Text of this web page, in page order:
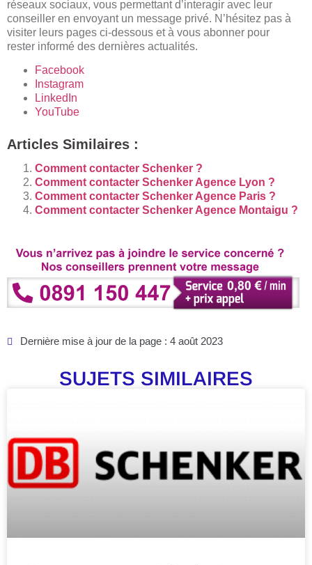
réseaux sociaux, vous permettant d’interagir avec leur
conseiller en envoyant un message privé. N’hésitez pas à
visiter leurs pages ci-dessous et à vous abonner pour
rester informé des dernières actualités.
Facebook
Instagram
LinkedIn
YouTube
Articles Similaires :
Comment contacter Schenker ?
Comment contacter Schenker Agence Lyon ?
Comment contacter Schenker Agence Paris ?
Comment contacter Schenker Agence Montaigu ?
Dernière mise à jour de la page : 4 août 2023
SUJETS SIMILAIRES